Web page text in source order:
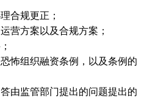
合规更正；
营方案以及合规方案；
怖组织融资条例，以及条例的
由监管部门提出的问题提出的